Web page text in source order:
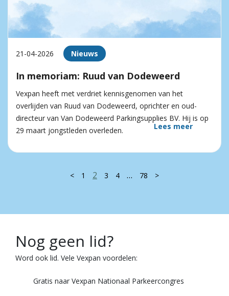
21-04-2026 Nieuws
In memoriam: Ruud van Dodeweerd
Vexpan heeft met verdriet kennisgenomen van het
overlijden van Ruud van Dodeweerd, oprichter en oud-
directeur van Van Dodeweerd Parkingsupplies BV. Hij is op
29 maart jongstleden overleden.
Lees meer
< 1 2 3 4 … 78 >
Nog geen lid?
Word ook lid. Vele Vexpan voordelen:
Gratis naar Vexpan Nationaal Parkeercongres